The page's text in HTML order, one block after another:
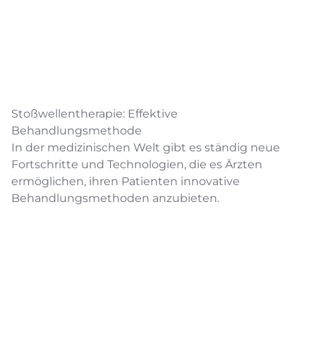
Stoßwellentherapie: Effektive
Behandlungsmethode
In der medizinischen Welt gibt es ständig neue
Fortschritte und Technologien, die es Ärzten
ermöglichen, ihren Patienten innovative
Behandlungsmethoden anzubieten.